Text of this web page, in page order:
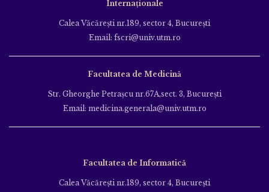
Internaționale
Calea Văcăreşti nr.189, sector 4, Bucureşti
Email: fscri@univ.utm.ro
Facultatea de Medicină
Str. Gheorghe Petraşcu nr.67A,sect. 3, Bucureşti
Email: medicina.generala@univ.utm.ro
Facultatea de Informatică
Calea Văcăreşti nr.189, sector 4, Bucureşti